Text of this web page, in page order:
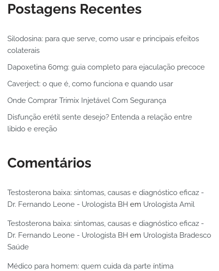
Postagens Recentes
Silodosina: para que serve, como usar e principais efeitos
colaterais
Dapoxetina 60mg: guia completo para ejaculação precoce
Caverject: o que é, como funciona e quando usar
Onde Comprar Trimix Injetável Com Segurança
Disfunção erétil sente desejo? Entenda a relação entre
libido e ereção
Comentários
Testosterona baixa: sintomas, causas e diagnóstico eficaz -
Dr. Fernando Leone - Urologista BH em Urologista Amil
Testosterona baixa: sintomas, causas e diagnóstico eficaz -
Dr. Fernando Leone - Urologista BH em Urologista Bradesco
Saúde
Médico para homem: quem cuida da parte íntima